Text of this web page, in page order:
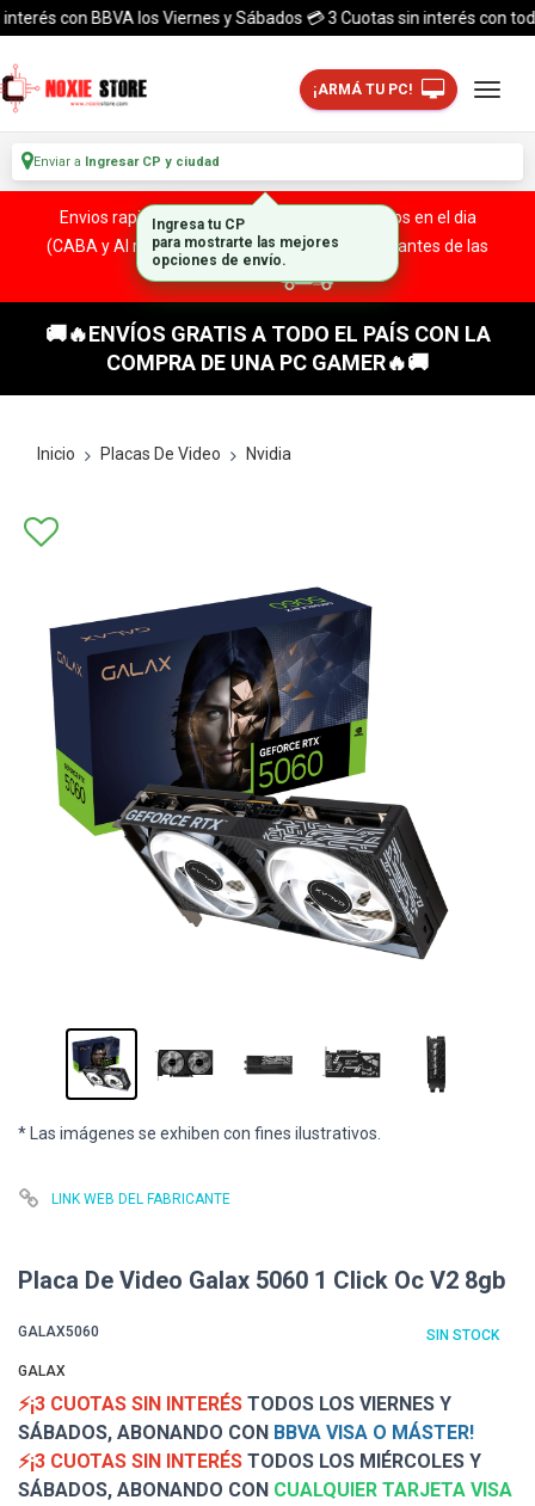
con BBVA los Viernes y Sábados 💳 3 Cuotas sin interés con
¡ARMÁ TU PC!
Enviar a Ingresar CP y ciudad
Envios rapidos y seguros a todo el pais. ¡ Envios en el dia
(CABA y Al rededores) Acreditando tu compra antes de las
🚚🔥ENVÍOS GRATIS A TODO EL PAÍS CON LA
COMPRA DE UNA PC GAMER🔥🚚
Inicio Placas De Video Nvidia
* Las imágenes se exhiben con fines ilustrativos.
LINK WEB DEL FABRICANTE
Placa De Video Galax 5060 1 Click Oc V2 8gb
GALAX5060 SIN STOCK
GALAX
⚡¡3 CUOTAS SIN INTERÉS TODOS LOS VIERNES Y
SÁBADOS, ABONANDO CON BBVA VISA O MÁSTER!
⚡¡3 CUOTAS SIN INTERÉS TODOS LOS MIÉRCOLES Y
SÁBADOS, ABONANDO CON CUALQUIER TARJETA VISA